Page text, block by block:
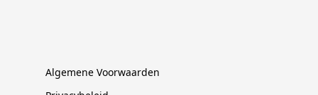
Algemene Voorwaarden